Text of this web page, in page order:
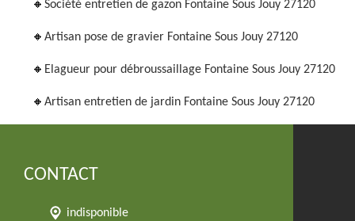
Société entretien de gazon Fontaine Sous Jouy 27120
Artisan pose de gravier Fontaine Sous Jouy 27120
Elagueur pour débroussaillage Fontaine Sous Jouy 27120
Artisan entretien de jardin Fontaine Sous Jouy 27120
CONTACT
indisponible